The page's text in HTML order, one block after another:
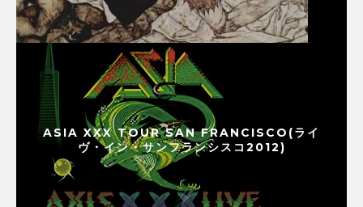
ASIA XXX TOUR SAN FRANCISCO(ライ
ヴ・イン・サンフランシスコ2012)